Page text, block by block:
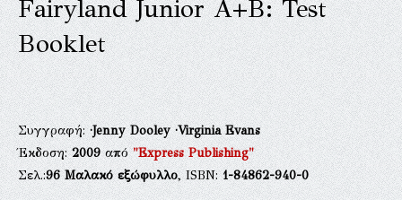
Fairyland Junior A+B: Test
Booklet
Συγγραφή:·Jenny Dooley·Virginia Evans
Έκδοση:2009από"Express Publishing"
Σελ.:96 Μαλακό εξώφυλλο, ISBN:1-84862-940-0